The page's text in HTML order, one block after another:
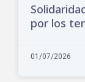
por los
01/07/2026